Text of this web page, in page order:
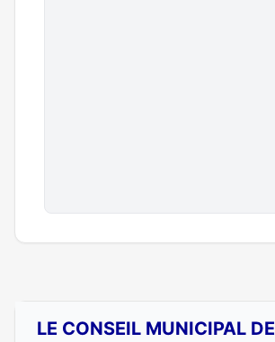
LE CONSEIL MUNICIPAL DE